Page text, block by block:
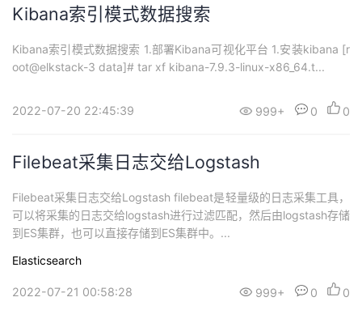
Kibana索引模式数据搜索
Kibana索引模式数据搜索 1.部署Kibana可视化平台 1.安装kibana [r
oot@elkstack-3 data]# tar xf kibana-7.9.3-linux-x86_64.t...
2022-07-20 22:45:39 999+ 0 0
Filebeat采集日志交给Logstash
Filebeat采集日志交给Logstash filebeat是轻量级的日志采集工具，
可以将采集的日志交给logstash进行过滤匹配，然后由logstash存储
到ES集群，也可以直接存储到ES集群中。...
Elasticsearch
2022-07-21 00:58:28 999+ 0 0